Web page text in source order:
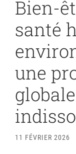
principale
Bien-
santé
une
11 FÉVRIER 2026